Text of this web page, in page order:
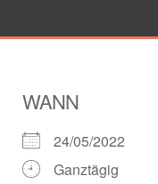
WANN
24/05/2022
Ganztägig